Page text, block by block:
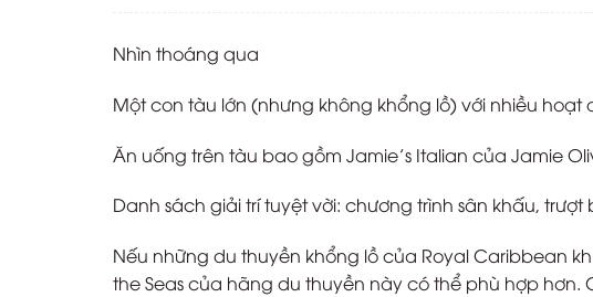
Nhìn thoáng qua
Một con tàu lớn (nhưng không khổng lồ) với nhiều
Ăn uống trên tàu bao gồm Jamie’s Italian của Jamie
Danh sách giải trí tuyệt vời: chương trình sân khấu,
Nếu những du thuyền khổng lồ của Royal Caribbean
the Seas của hãng du thuyền này có thể phù hợp hơn.